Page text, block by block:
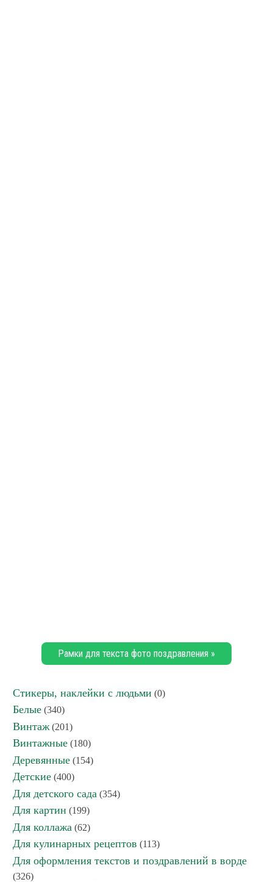
Рамки для текста фото поздравления »
Стикеры, наклейки с людьми (0)
Белые (340)
Винтаж (201)
Винтажные (180)
Деревянные (154)
Детские (400)
Для детского сада (354)
Для картин (199)
Для коллажа (62)
Для кулинарных рецептов (113)
Для оформления текстов и поздравлений в ворде
(326)